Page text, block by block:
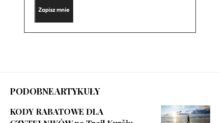
PODOBNE ARTYKUŁY
KODY RABATOWE DLA